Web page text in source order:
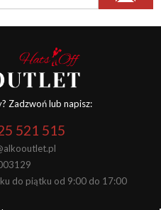
Zadzwoń lub napisz:
521 515
do piątku od 9:00 do 17:00